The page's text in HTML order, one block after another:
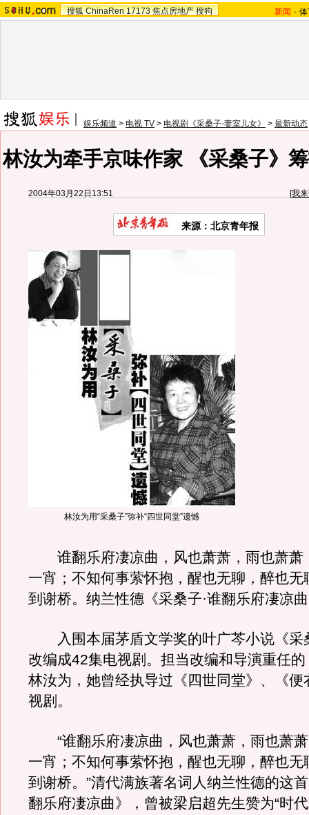
搜狐 ChinaRen 17173 焦点房地产 搜狗 新闻 -
娱乐频道 > 电视 TV > 电视剧《采桑子-妻室儿女》 > 最新动态
林汝为牵手京味作家 《采桑子》
2004年03月22日13:51 [我
来源：北京青年报
林汝为用“采桑子”弥补“四世同堂”遗憾
谁翻乐府凄凉曲，风也萧萧，雨也萧萧
一宵；不知何事萦怀抱，醒也无聊，醉也无
到谢桥。纳兰性德《采桑子·谁翻乐府凄凉
入围本届茅盾文学奖的叶广芩小说《采
改编成42集电视剧。担当改编和导演重任
林汝为，她曾经执导过《四世同堂》、《便
视剧。
“谁翻乐府凄凉曲，风也萧萧，雨也萧萧
一宵；不知何事萦怀抱，醒也无聊，醉也无
到谢桥。”清代满族著名词人纳兰性德的这
翻乐府凄凉曲》，曾被梁启超先生赞为“时